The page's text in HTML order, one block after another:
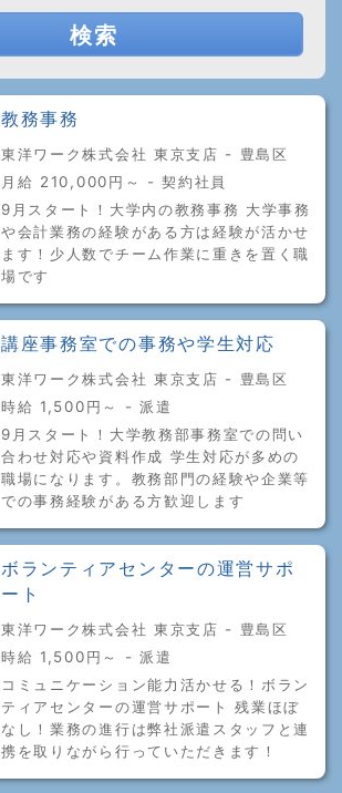
検索
教務事務
東洋ワーク株式会社 東京支店 - 豊島区
月給 210,000円～ - 契約社員
9月スタート！大学内の教務事務 大学事務
や会計業務の経験がある方は経験が活かせ
ます！少人数でチーム作業に重きを置く職
場です
講座事務室での事務や学生対応
東洋ワーク株式会社 東京支店 - 豊島区
時給 1,500円～ - 派遣
9月スタート！大学教務部事務室での問い
合わせ対応や資料作成 学生対応が多めの
職場になります。教務部門の経験や企業等
での事務経験がある方歓迎します
ボランティアセンターの運営サポ
ート
東洋ワーク株式会社 東京支店 - 豊島区
時給 1,500円～ - 派遣
コミュニケーション能力活かせる！ボラン
ティアセンターの運営サポート 残業ほぼ
なし！業務の進行は弊社派遣スタッフと連
携を取りながら行っていただきます！